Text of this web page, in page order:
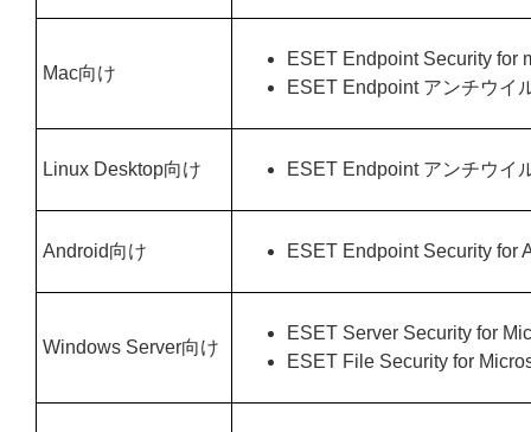
Mac向け
ESET Endpoint Security for
ESET Endpoint アンチウイ
Linux Desktop向け ESET Endpoint アンチウイ
Android向け ESET Endpoint Security for
Windows Server向け
ESET Server Security for
ESET File Security for